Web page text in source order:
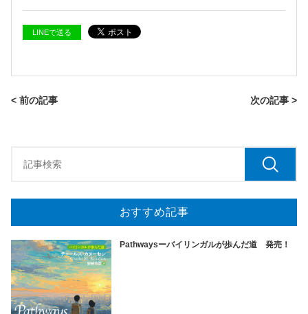
LINEで送る
< 前の記事 次の記事 >
おすすめ記事
Pathwaysーバイリンガルが歩んだ道 発売！